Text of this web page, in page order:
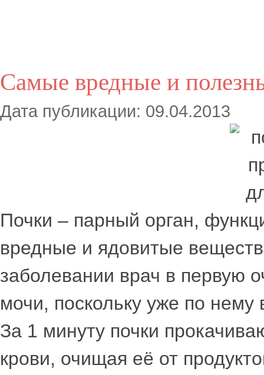
Самые вредные и
Дата публикации: 09.04.2013
Почки – парный орган,
вредные и ядовитые
заболевании врач в первую
мочи, поскольку уже по нему
За 1 минуту почки
крови, очищая её от